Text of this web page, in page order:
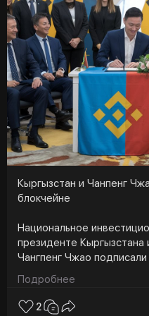
https://t.me/
#usdt #трамп
#бутерин
#sec
#криптовалюта
#янкривоносов
Кыргызстан и Чанпенг
блокчейне
Национальное
президенте Кыргызстана
Чангпенг Чжао
сотрудничестве.
развивать экосистему
стране. Соглашение
Подробнее
2